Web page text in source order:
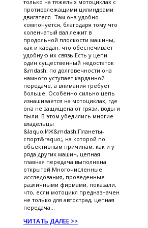
только на тяжелых мотоциклах с
противолежащими цилиндрами
двигателя- Там она удобно
компонуется, благодаря тому что
коленчатый вал лежит в
продольной плоскости машины,
как и кардан, что обеспечивает
удобную их связь.Есть у цепи
один существенный недостаток
&mdash; по долговечности она
намного уступает карданной
передаче, а внимания требует
больше. Особенно сильно цепь
изнашивается на мотоциклах, где
она не защищена от грязи, воды и
пыли. В этом убедились многие
владельцы
&laquo;ИЖ&mdash;Планеты-
спорт&raquo;, на которой по
объективным причинам, как и у
ряда других машин, цепная
главная передача выполнена
открытой.Многочисленные
исследования, проведенные
различными фирмами, показали,
что, если мотоцикл предназначен
не только для автострад, цепная
передача...
ЧИТАТЬ ДАЛЕЕ >>